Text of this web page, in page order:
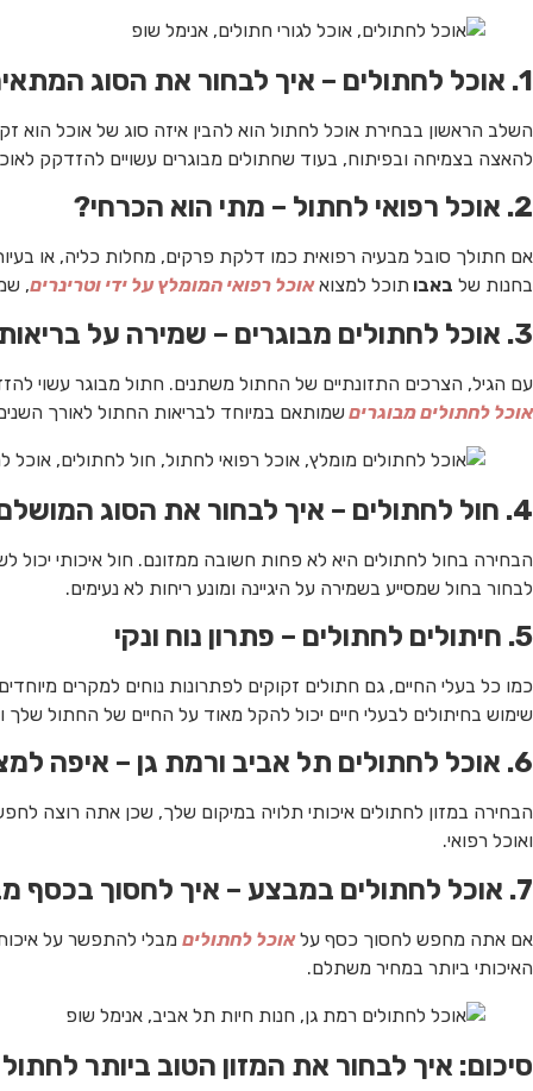
1. אוכל לחתולים – איך לבחור את הסוג המתאים?
השלב הראשון בבחירת אוכל לחתול הוא להבין איזה סוג של אוכל הוא
להאצה בצמיחה ובפיתוח, בעוד שחתולים מבוגרים עשויים להזדקק לאוכל
2. אוכל רפואי לחתול – מתי הוא הכרחי?
אם חתולך סובל מבעיה רפואית כמו דלקת פרקים, מחלות כליה, או בעיות
בחנות של באבו תוכל למצואאוכל רפואי המומלץ על ידי וטרינרים,
3. אוכל לחתולים מבוגרים – שמירה על בריאות אופטימלית
עם הגיל, הצרכים התזונתיים של החתול משתנים. חתול מבוגר עשוי
אוכל לחתולים מבוגרים שמותאם במיוחד לבריאות החתול לאורך
4. חול לחתולים – איך לבחור את הסוג המושלם?
הבחירה בחול לחתולים היא לא פחות חשובה ממזונם. חול איכותי יכול
לבחור בחול שמסייע בשמירה על היגיינה ומונע ריחות לא נעימים.
5. חיתולים לחתולים – פתרון נוח ונקי
כמו כל בעלי החיים, גם חתולים זקוקים לפתרונות נוחים למקרים
שימוש בחיתולים לבעלי חיים יכול להקל מאוד על החיים של החתול שלך
6. אוכל לחתולים תל אביב ורמת גן – איפה למצוא את המזון המושלם?
הבחירה במזון לחתולים איכותי תלויה במיקום שלך, שכן אתה רוצה
ואוכל רפואי.
7. אוכל לחתולים במבצע – איך לחסוך בכסף מבלי להתפשר על האיכות
אם אתה מחפש לחסוך כסף עלאוכל לחתולים מבלי להתפשר על
האיכותי ביותר במחיר משתלם.
סיכום: איך לבחור את המזון הטוב ביותר